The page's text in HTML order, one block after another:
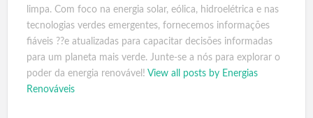
limpa. Com foco na energia solar, eólica, hidroelétrica e nas
tecnologias verdes emergentes, fornecemos informações
fiáveis ??e atualizadas para capacitar decisões informadas
para um planeta mais verde. Junte-se a nós para explorar o
poder da energia renovável! View all posts by Energias
Renováveis